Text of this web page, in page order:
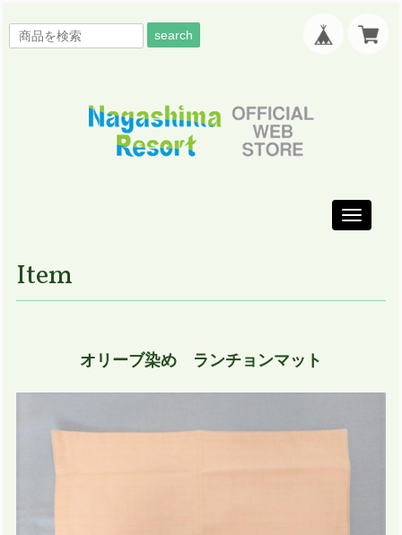
search
Toggle
Item
オリーブ染め ランチョンマット